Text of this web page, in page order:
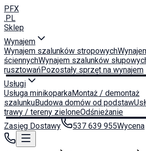
PFX
.PL
Sklep
Wynajem
Wynajem szalunków stropowych
ściennychWynajem szalunków
rusztowańPozostały sprzęt na wynajem
Usługi
Usługa minikoparkaMontaż / demontaż
szalunkuBudowa domów od podstaw
trawy / tereny zieloneOdśnieżanie
Zasięg Dostawy
537 639 955Wycena